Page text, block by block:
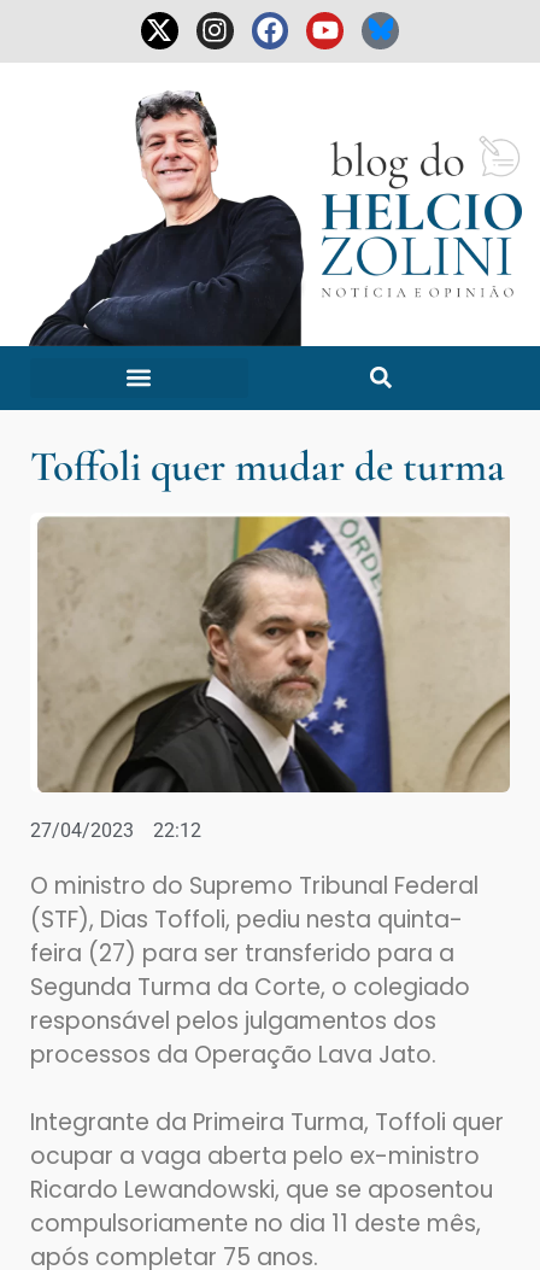
Toffoli quer mudar de turma
27/04/2023 22:12
O ministro do Supremo Tribunal Federal
(STF), Dias Toffoli, pediu nesta quinta-
feira (27) para ser transferido para a
Segunda Turma da Corte, o colegiado
responsável pelos julgamentos dos
processos da Operação Lava Jato.
Integrante da Primeira Turma, Toffoli quer
ocupar a vaga aberta pelo ex-ministro
Ricardo Lewandowski, que se aposentou
compulsoriamente no dia 11 deste mês,
após completar 75 anos.